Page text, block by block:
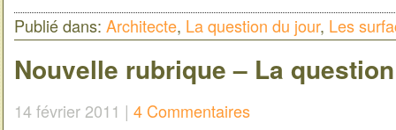
Publié dans: Architecte, La question du jour, Les
Nouvelle rubrique – La
14 février 2011 | 4 Commentaires